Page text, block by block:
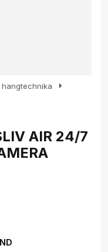
arrow_right
AIR 24/7